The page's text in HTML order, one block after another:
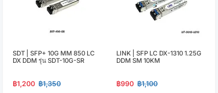
SDT | SFP+ 10G MM 850 LC
DX DDM รุ่น SDT-10G-SR
฿1,200 ฿1,350
LINK | SFP LC DX-1310 1.25G
DDM SM 10KM
฿990 ฿1,100